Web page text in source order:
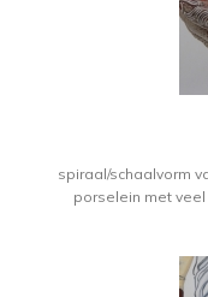
spiraal/schaalvorm
porselein met